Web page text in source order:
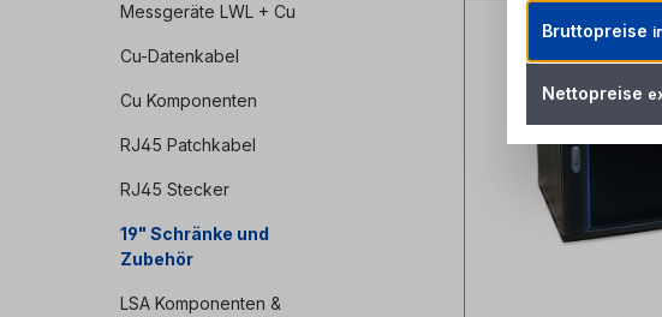
Messgeräte LWL + Cu
Cu-Datenkabel
Cu Komponenten
RJ45 Patchkabel
RJ45 Stecker
19" Schränke und
Zubehör
LSA Komponenten &
Bruttopreise
Nettopreise